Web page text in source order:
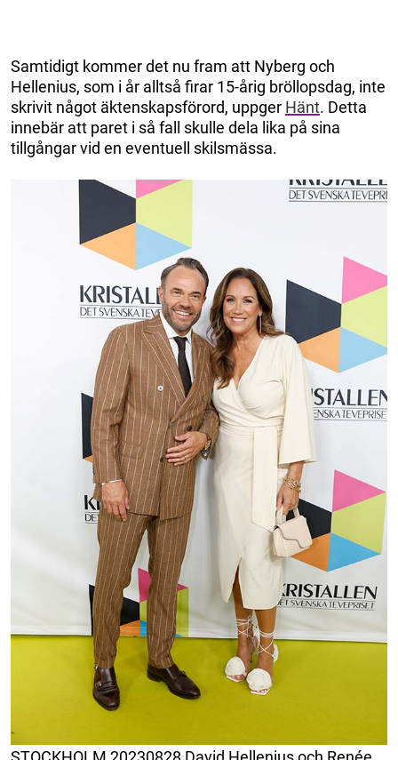
Samtidigt kommer det nu fram att Nyberg och
Hellenius, som i år alltså firar 15-årig bröllopsdag, inte
skrivit något äktenskapsförord, uppger Hänt. Detta
innebär att paret i så fall skulle dela lika på sina
tillgångar vid en eventuell skilsmässa.